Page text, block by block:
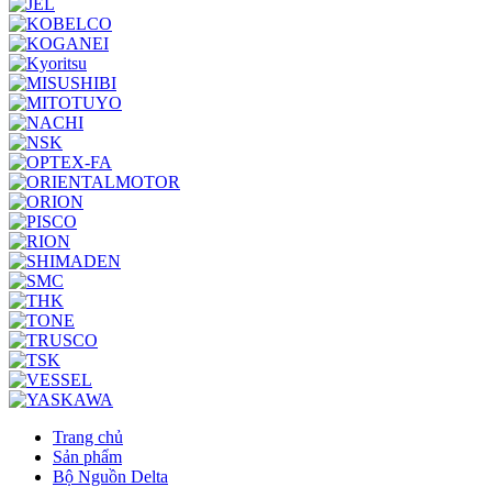
Trang chủ
Sản phẩm
Bộ Nguồn Delta